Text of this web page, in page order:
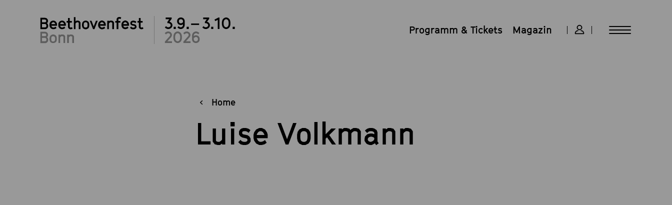
3.9.– 3.10.
2026 Programm & Tickets Magazin
Home
Luise Volkmann